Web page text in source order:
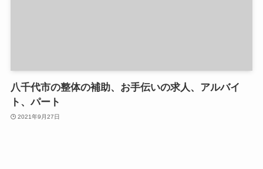
八千代市の整体の補助、お手伝いの求人、アルバイ
ト、パート
2021年9月27日